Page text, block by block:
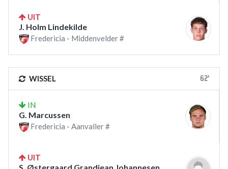
UIT
J. Holm Lindekilde
Fredericia - Middenvelder #
WISSEL 62'
IN
G. Marcussen
Fredericia - Aanvaller #
UIT